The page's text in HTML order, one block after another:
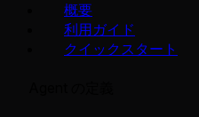
概要
利用ガイド
クイックスタート